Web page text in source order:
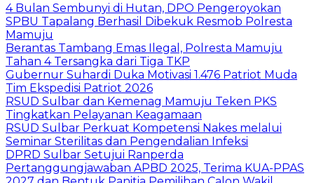
4 Bulan Sembunyi di Hutan, DPO Pengeroyokan
SPBU Tapalang Berhasil Dibekuk Resmob Polresta
Mamuju
Berantas Tambang Emas Ilegal, Polresta Mamuju
Tahan 4 Tersangka dari Tiga TKP
Gubernur Suhardi Duka Motivasi 1.476 Patriot Muda
Tim Ekspedisi Patriot 2026
RSUD Sulbar dan Kemenag Mamuju Teken PKS
Tingkatkan Pelayanan Keagamaan
RSUD Sulbar Perkuat Kompetensi Nakes melalui
Seminar Sterilitas dan Pengendalian Infeksi
DPRD Sulbar Setujui Ranperda
Pertanggungjawaban APBD 2025, Terima KUA-PPAS